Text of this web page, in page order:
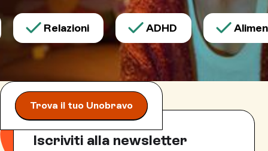
Relazioni ADHD
Trova il tuo Unobravo
Iscriviti alla newsletter